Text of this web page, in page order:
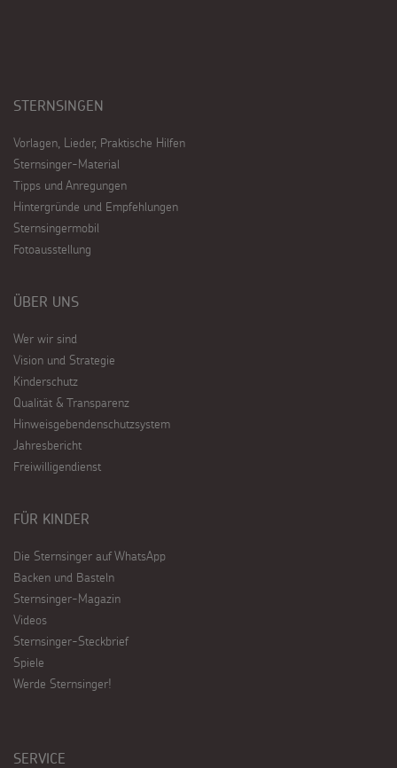
STERNSINGEN
Vorlagen, Lieder, Praktische Hilfen
Sternsinger-Material
Tipps und Anregungen
Hintergründe und Empfehlungen
Sternsingermobil
Fotoausstellung
ÜBER UNS
Wer wir sind
Vision und Strategie
Kinderschutz
Qualität & Transparenz
Hinweisgebendenschutzsystem
Jahresbericht
Freiwilligendienst
FÜR KINDER
Die Sternsinger auf WhatsApp
Backen und Basteln
Sternsinger-Magazin
Videos
Sternsinger-Steckbrief
Spiele
Werde Sternsinger!
SERVICE